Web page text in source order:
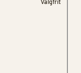
Valgfrit